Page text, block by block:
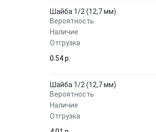
Шайба 1/2 (12,7 мм)
Вероятность
Наличие
Отгрузка
0.54 p.
Шайба 1/2 (12,7 мм)
Вероятность
Наличие
Отгрузка